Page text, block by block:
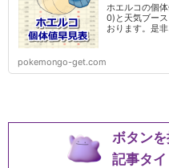
ホエルコの個
0)と天気ブー
おります。是
pokemongo-get.com
ボタン
記事タ